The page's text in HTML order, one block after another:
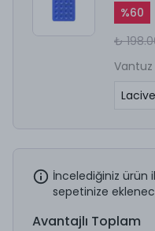
%60
₺
İncelediğiniz ürün
sepetinize
Avantajlı Toplam